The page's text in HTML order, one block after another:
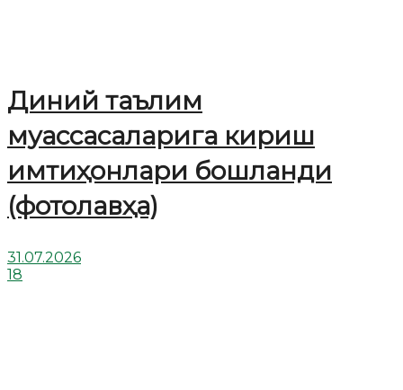
Диний таълим
муассасаларига кириш
имтиҳонлари бошланди
(фотолавҳа)
31.07.2026
18